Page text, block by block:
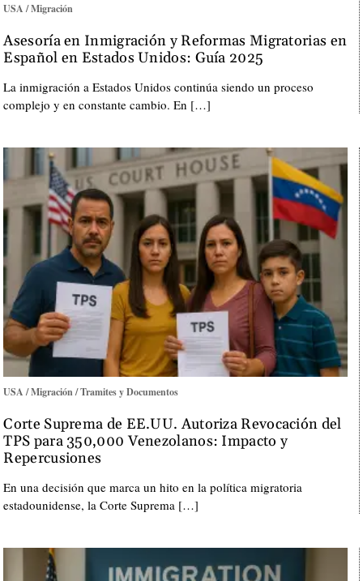
USA / Migración
Asesoría en Inmigración y Reformas Migratorias en
Español en Estados Unidos: Guía 2025
La inmigración a Estados Unidos continúa siendo un proceso
complejo y en constante cambio. En […]
USA / Migración / Tramites y Documentos
Corte Suprema de EE.UU. Autoriza Revocación del
TPS para 350,000 Venezolanos: Impacto y
Repercusiones
En una decisión que marca un hito en la política migratoria
estadounidense, la Corte Suprema […]